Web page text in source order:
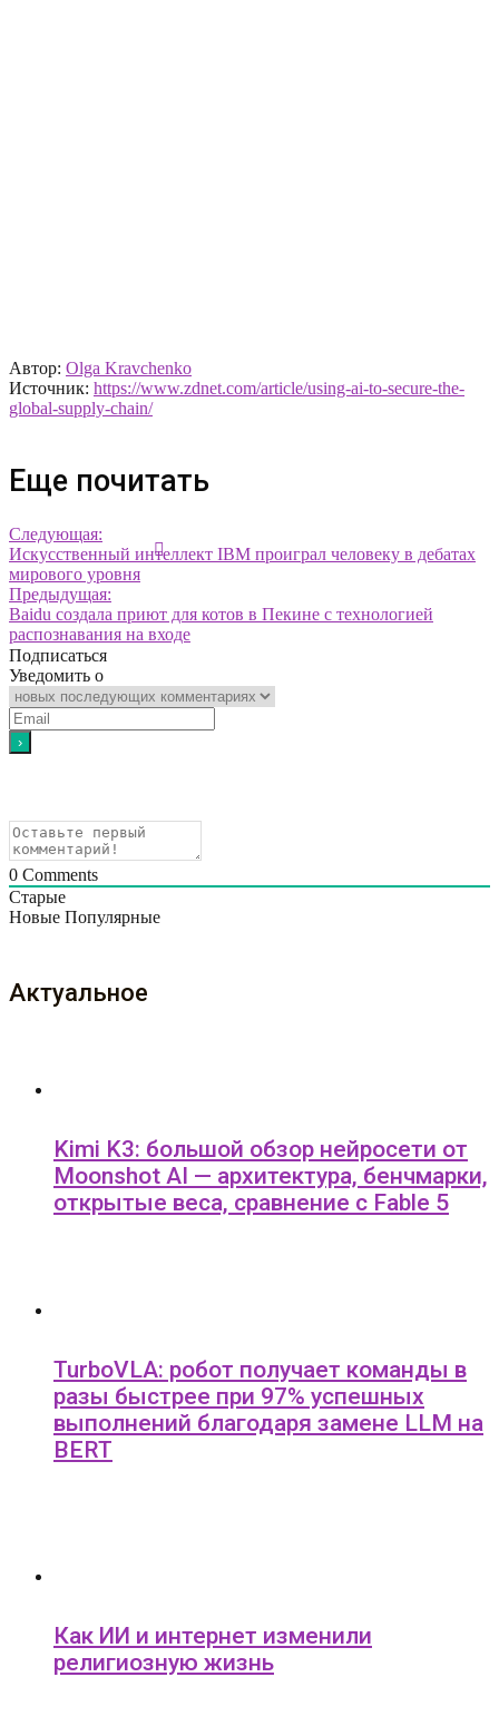
Автор: Olga Kravchenko
Источник: https://www.zdnet.com/article/using-ai-to-secure-the-
global-supply-chain/
Еще почитать
Следующая:
Искусственный интеллект IBM проиграл человеку в дебатах
мирового уровня
Предыдущая:
Baidu создала приют для котов в Пекине с технологией
распознавания на входе
Подписаться
Уведомить о
0 Comments
Старые
Новые Популярные
Актуальное
Kimi K3: большой обзор нейросети от
Moonshot AI — архитектура, бенчмарки,
открытые веса, сравнение с Fable 5
TurboVLA: робот получает команды в
разы быстрее при 97% успешных
выполнений благодаря замене LLM на
BERT
Как ИИ и интернет изменили
религиозную жизнь